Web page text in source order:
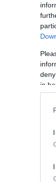
in
preferita su
notizie